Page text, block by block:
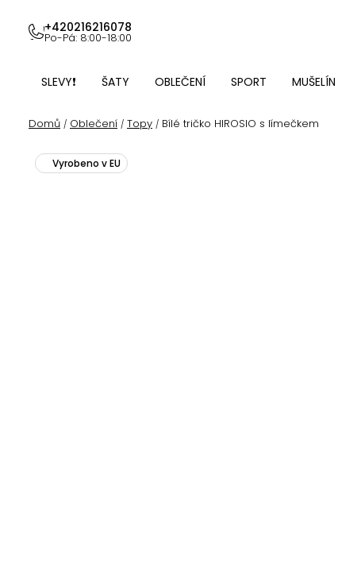
obsah
+420216216078
Po-Pá: 8:00-18:00
SLEVY❗ ŠATY OBLEČENÍ SPORT MUŠELÍN
Domů / Oblečení / Topy / Bílé tričko HIROSIO s límečkem
Vyrobeno v EU